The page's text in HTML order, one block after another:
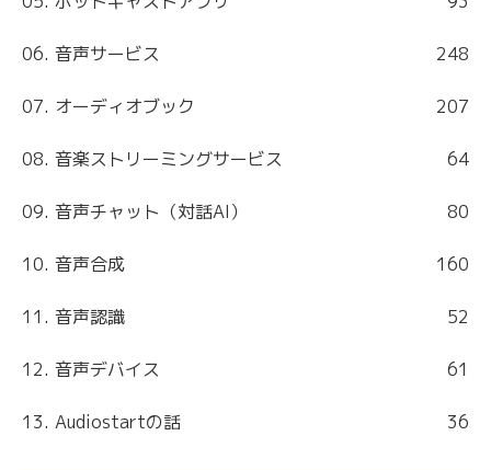
06. 音声サービス 248
07. オーディオブック 207
08. 音楽ストリーミングサービス 64
09. 音声チャット（対話AI） 80
10. 音声合成 160
11. 音声認識 52
12. 音声デバイス 61
13. Audiostartの話 36